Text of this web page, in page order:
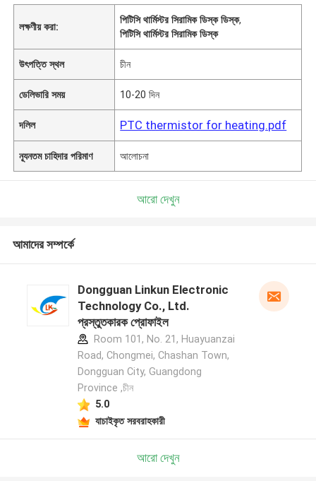
লক্ষণীয় করা:
পিটিসি থার্মিস্টর সিরামিক ডিস্ক ডিস্ক,
পিটিসি থার্মিস্টর সিরামিক ডিস্ক
উৎপত্তি স্থল চীন
ডেলিভারি সময় 10-20 দিন
দলিল PTC thermistor for heating.pdf
ন্যূনতম চাহিদার পরিমাণ আলোচনা
আরো দেখুন
আমাদের সম্পর্কে
Dongguan Linkun Electronic
Technology Co., Ltd.
প্রস্তুতকারক প্রোফাইল
Room 101, No. 21, Huayuanzai
Road, Chongmei, Chashan Town,
Dongguan City, Guangdong
Province ,চীন
5.0
যাচাইকৃত সরবরাহকারী
আরো দেখুন